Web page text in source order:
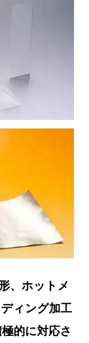
、ホットメ
ィング加工
的に対応さ